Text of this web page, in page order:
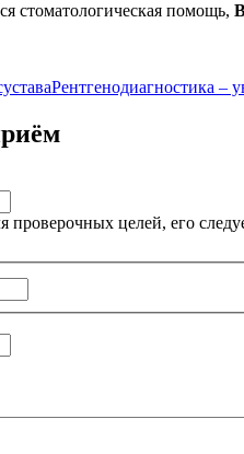
стоматологическая помощь,
Рентгенодиагностика –
проверочных целей, его